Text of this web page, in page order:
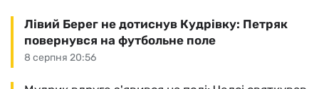
8 серпня 20:56
Лівий Берег не дотиснув Кудрівку: Петряк
повернувся на футбольне поле